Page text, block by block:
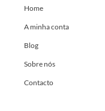
Home
A minha conta
Blog
Sobre nós
Contacto